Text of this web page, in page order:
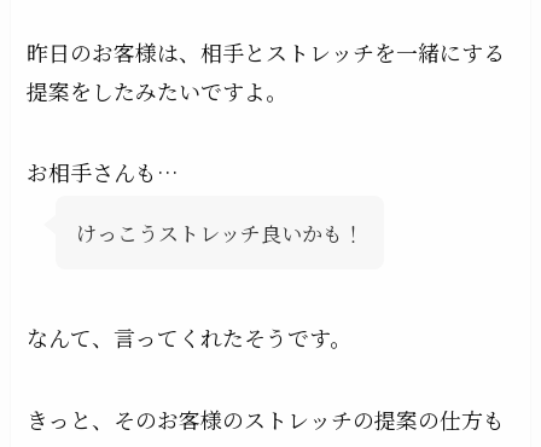
昨日のお客様は、相手とストレッチを一緒にする
提案をしたみたいですよ。
お相手さんも…
けっこうストレッチ良いかも！
なんて、言ってくれたそうです。
きっと、そのお客様のストレッチの提案の仕方も